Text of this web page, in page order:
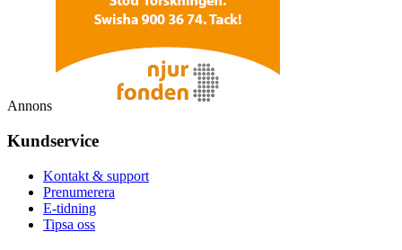
Annons
Kundservice
Kontakt & support
Prenumerera
E-tidning
Tipsa oss